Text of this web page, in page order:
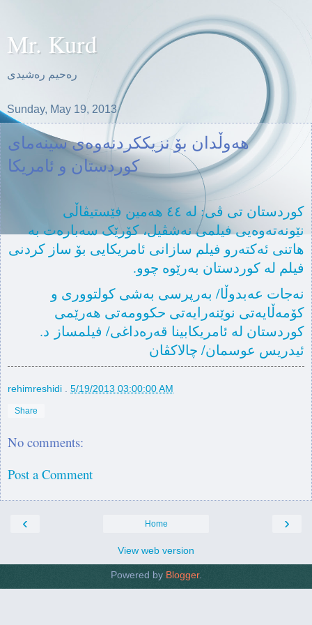
Mr. Kurd
ره‌حیم ره‌شیدی
Sunday, May 19, 2013
هەوڵدان بۆ نزیککردنەوەی سینەمای
کوردستان و ئامریکا
کوردستان تی ڤی: لە ٤٤ هەمین فێستیڤاڵی
نێونەتەوەیی فیلمی نەشڤیل، کۆرێک سەبارەت بە
هاتنی ئەکتەرو فیلم سازانی ئامریکایی بۆ ساز کردنی
فیلم لە کوردستان بەرێوە چوو.
نەجات عەبدوڵا/ بەرپرسی بەشی کولتووری و
کۆمەڵایەتی نوێنەرایەتی حکوومەتی هەرێمی
کوردستان لە ئامریکابینا قەرەداغی/ فیلمساز د.
ئیدریس عوسمان/ چالاکڤان
rehimreshidi 5/19/2013 03:00:00 AM
Share
No comments:
Post a Comment
‹ ›
Home
View web version
Powered by Blogger.